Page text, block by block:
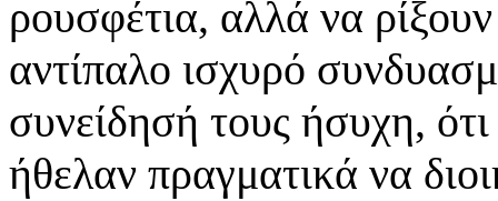
ρουσφέτια, αλλά να
αντίπαλο ισχυρό
συνείδησή τους ήσυχη,
ήθελαν πραγματικά να